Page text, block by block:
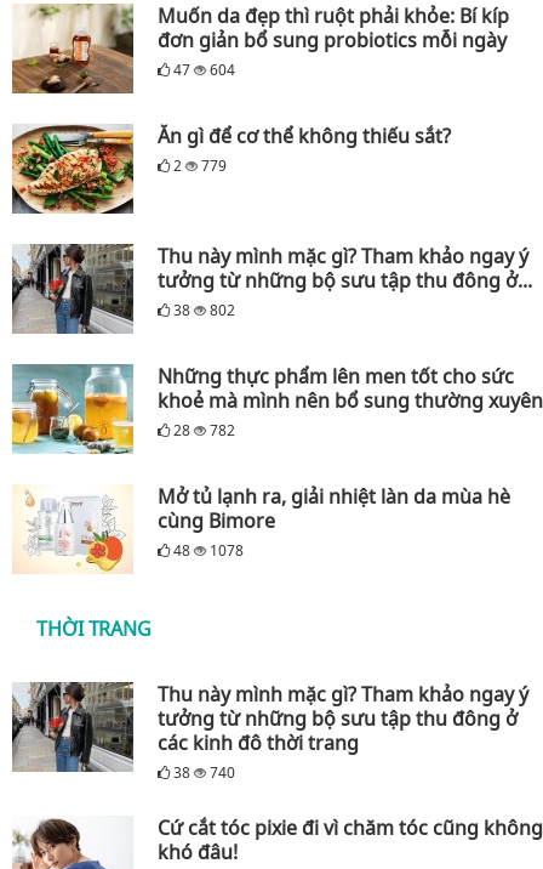
Muốn da đẹp thì ruột phải khỏe: Bí kíp
đơn giản bổ sung probiotics mỗi ngày
47 604
Ăn gì để cơ thể không thiếu sắt?
2 779
Thu này mình mặc gì? Tham khảo ngay ý
tưởng từ những bộ sưu tập thu đông ở...
38 802
Những thực phẩm lên men tốt cho sức
khoẻ mà mình nên bổ sung thường xuyên
28 782
Mở tủ lạnh ra, giải nhiệt làn da mùa hè
cùng Bimore
48 1078
THỜI TRANG
Thu này mình mặc gì? Tham khảo ngay ý
tưởng từ những bộ sưu tập thu đông ở
các kinh đô thời trang
38 740
Cứ cắt tóc pixie đi vì chăm tóc cũng không
khó đâu!